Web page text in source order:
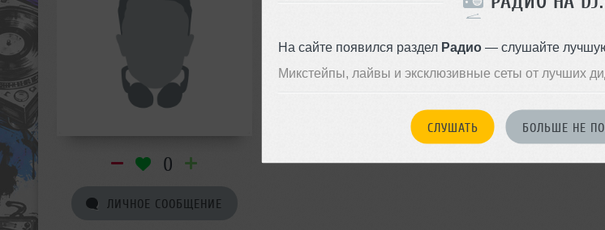
На сайте появился раздел Радио— слушайте
Микстейпы, лайвы и эксклюзивные сеты от лучших
СЛУШАТЬ БОЛЬШЕ НЕ
0
ЛИЧНОЕ СООБЩЕНИЕ